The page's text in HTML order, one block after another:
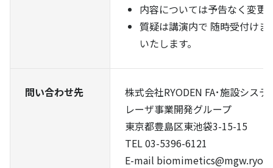
内容については予告なく変更
質疑は講演内で 随時受付けま
いたします。
問い合わせ先
株式会社RYODEN FA･施設シス
レーザ事業開発グループ
東京都豊島区東池袋3-15-15
TEL 03-5396-6121
E-mail